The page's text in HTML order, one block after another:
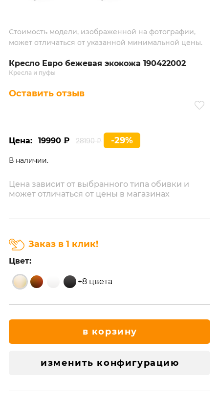
Стоимость модели, изображенной на фотографии,
может отличаться от указанной минимальной цены.
Кресло Евро бежевая экокожа 190422002
Кресла и пуфы
Оставить отзыв
Цена: 19990 ₽ 28190 ₽ -29%
В наличии.
Цена зависит от выбранного типа обивки и
может отличаться от цены в магазинах
Заказ в 1 клик!
Цвет:
+8 цвета
в корзину
изменить конфигурацию